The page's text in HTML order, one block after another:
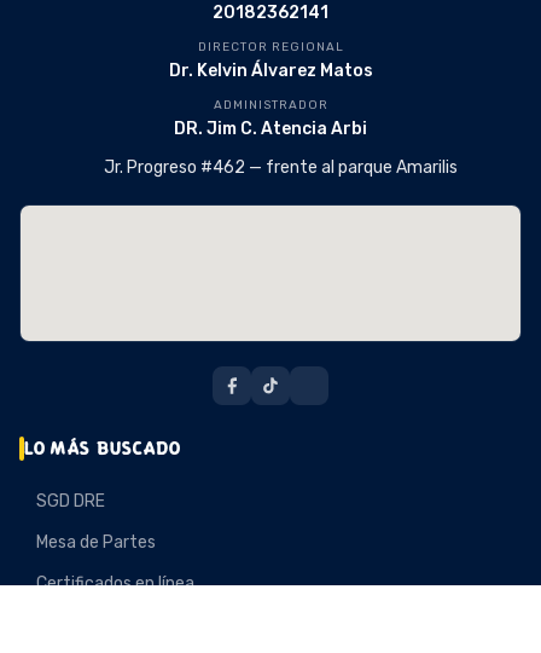
20182362141
DIRECTOR REGIONAL
Dr. Kelvin Álvarez Matos
ADMINISTRADOR
DR. Jim C. Atencia Arbi
Jr. Progreso #462 — frente al parque Amarilis
LO MÁS BUSCADO
SGD DRE
Mesa de Partes
Certificados en línea